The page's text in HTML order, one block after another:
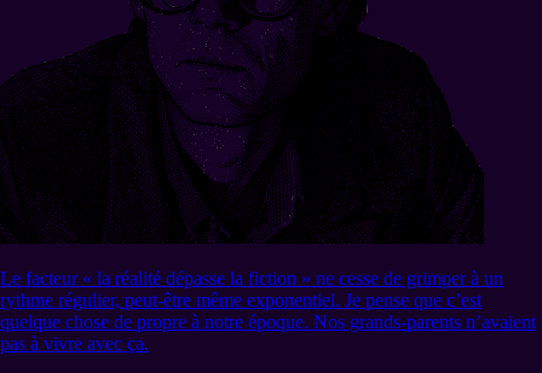
Le facteur « la réalité dépasse la fiction » ne cesse de grimper à un
rythme régulier, peut-être même exponentiel. Je pense que c’est
quelque chose de propre à notre époque. Nos grands-parents n’avaient
pas à vivre avec ça.